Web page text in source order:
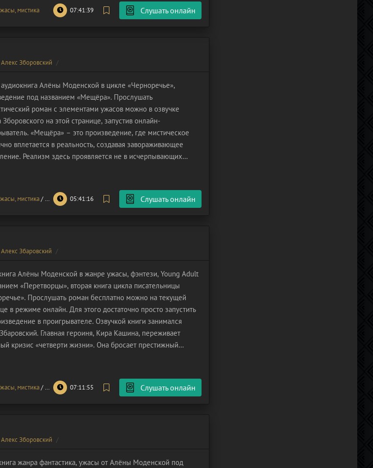
мистика 07:41:39 Слушать онлайн
Алекс Зборовский
аудиокнига Алёны Моденской в цикле «Черноречье»,
под названием «Мещёра». Прослушать
роман с элементами ужасов можно в озвучке
Зборовского на этой странице, запустив онлайн-
«Мещёра» – это произведение, где мистическое
вплетается в реальность, создавая завораживающее
Реализм здесь проявляется не в исчерпывающих
мистика/ Фантастика05:41:16 Слушать онлайн
Алекс Збаровский
Алёны Моденской в жанре ужасы, фэнтези, Young Adult
«Перетворцы», вторая книга цикла писательницы
Прослушать роман бесплатно можно на текущей
в режиме онлайн. Для этого достаточно просто запустить
в проигрывателе. Озвучкой книги занимался
Главная героиня, Кира Кашина, переживает
кризис «четверти жизни». Она бросает престижный
мистика/ Фэнтези 07:11:55 Слушать онлайн
Алекс Зборовский
жанра фантастика, ужасы от Алёны Моденской под